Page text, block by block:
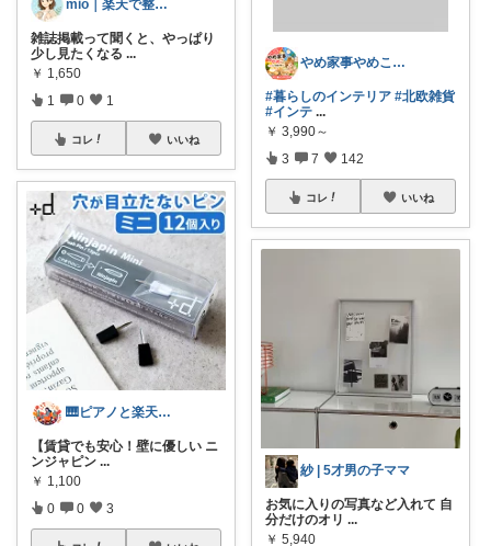
mio｜楽天で整う暮らし
雑誌掲載って聞くと、やっぱり
少し見たくなる ...
￥ 1,650
1 0 1
コレ いいね
🎹ピアノと楽天のある暮らし🌻
【賃貸でも安心！壁に優しい ニ
ンジャピン ...
￥ 1,100
0 0 3
やめ家事やめこ♡一軍インテリア
#暮らしのインテリア #北欧雑貨
#インテ ...
￥ 3,990～
3 7 142
コレ いいね
紗 | 5才男の子ママ
お気に入りの写真など入れて 自
分だけのオリ ...
￥ 5,940